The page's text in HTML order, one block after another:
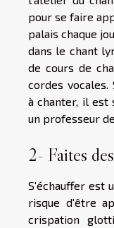
pour se faire
palais chaque
dans le chant
de cours de
cordes
à chanter, il est
un professeur
2- Faites
S'échauffer est
risque d'être
crispation